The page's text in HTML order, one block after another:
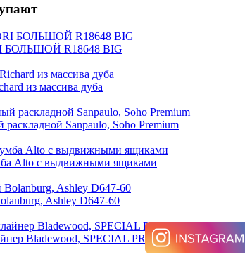
R18648 BIG
из массива дуба
Sanpaulo, Soho Premium
Alto с выдвижными ящиками
Ashley D647-60
Bladewood, SPECIAL PRICE